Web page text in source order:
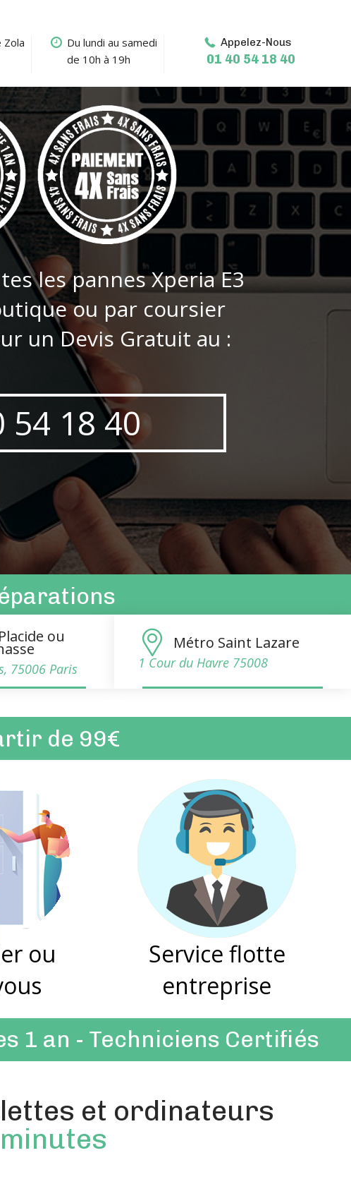
Zola
Du lundi au samedi
de 10h à 19h
Appelez-Nous
01 40 54 18 40
les pannes Xperia E3
ou par coursier
un Devis Gratuit au :
54 18 40
ou
75006 Paris
Métro Saint Lazare
1 Cour du Havre 75008
de 99€
ou
Service flotte
entreprise
1 an - Techniciens Certifiés
et ordinateurs